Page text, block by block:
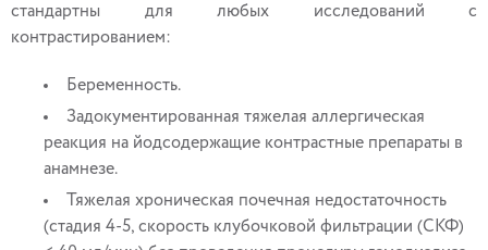
стандартны для любых исследований с
контрастированием:
Беременность.
Задокументированная тяжелая аллергическая
реакция на йодсодержащие контрастные препараты в
анамнезе.
Тяжелая хроническая почечная недостаточность
(стадия 4-5, скорость клубочковой фильтрации (СКФ)